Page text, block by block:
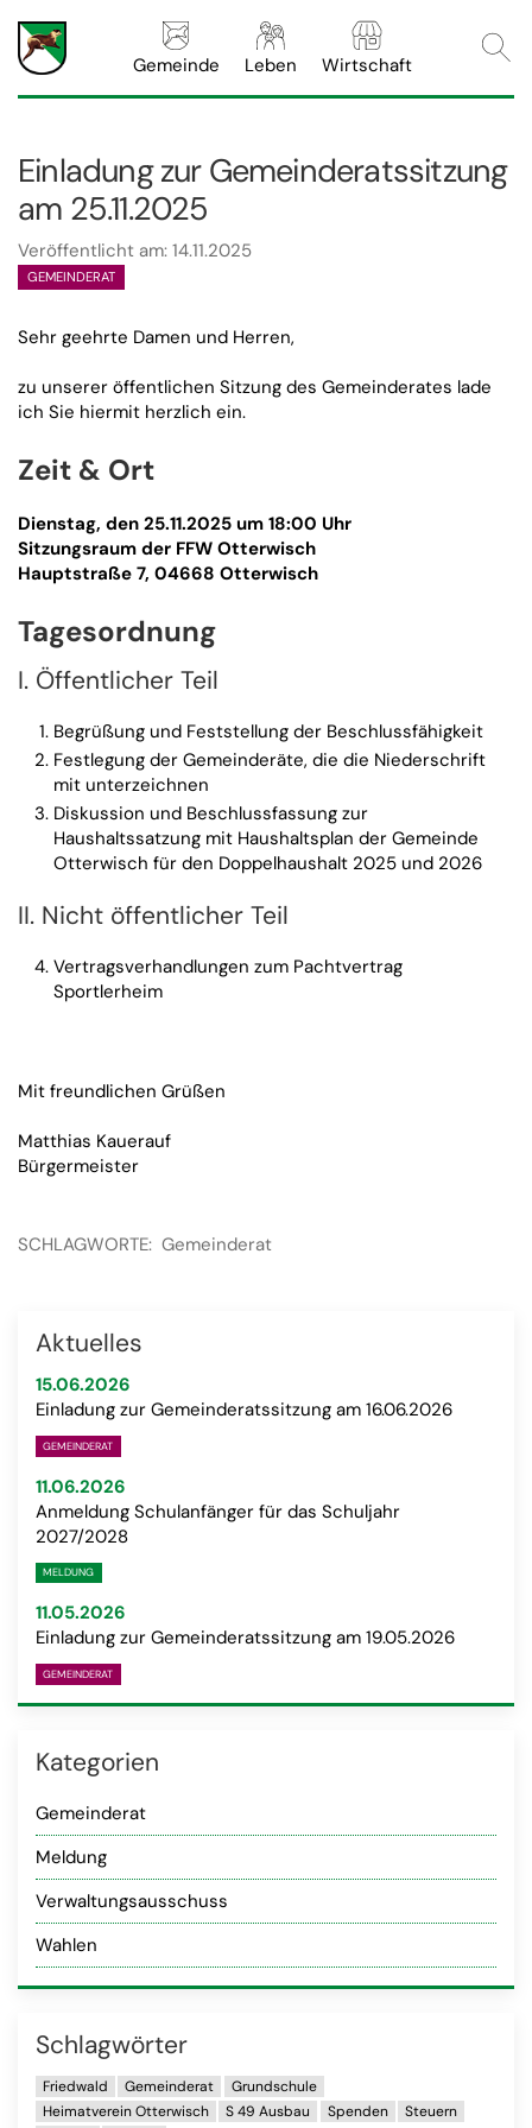
Gemeinde Leben Wirtschaft
Einladung zur Gemeinderatssitzung
am 25.11.2025
Veröffentlicht am: 14.11.2025
GEMEINDERAT
Sehr geehrte Damen und Herren,
zu unserer öffentlichen Sitzung des Gemeinderates lade
ich Sie hiermit herzlich ein.
Zeit & Ort
Dienstag, den 25.11.2025 um 18:00 Uhr
Sitzungsraum der FFW Otterwisch
Hauptstraße 7, 04668 Otterwisch
Tagesordnung
I. Öffentlicher Teil
Begrüßung und Feststellung der Beschlussfähigkeit
Festlegung der Gemeinderäte, die die Niederschrift
mit unterzeichnen
Diskussion und Beschlussfassung zur
Haushaltssatzung mit Haushaltsplan der Gemeinde
Otterwisch für den Doppelhaushalt 2025 und 2026
II. Nicht öffentlicher Teil
Vertragsverhandlungen zum Pachtvertrag
Sportlerheim
Mit freundlichen Grüßen
Matthias Kauerauf
Bürgermeister
SCHLAGWORTE: Gemeinderat
Aktuelles
15.06.2026
Einladung zur Gemeinderatssitzung am 16.06.2026
GEMEINDERAT
11.06.2026
Anmeldung Schulanfänger für das Schuljahr
2027/2028
MELDUNG
11.05.2026
Einladung zur Gemeinderatssitzung am 19.05.2026
GEMEINDERAT
Kategorien
Gemeinderat
Meldung
Verwaltungsausschuss
Wahlen
Schlag­wörter
Friedwald Gemeinderat
Grundschule
Heimatverein Otterwisch
S 49 Ausbau Spenden
Steuern